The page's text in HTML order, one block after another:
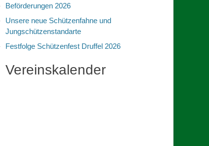
Beförderungen 2026
Unsere neue Schützenfahne und
Jungschützenstandarte
Festfolge Schützenfest Druffel 2026
Vereinskalender